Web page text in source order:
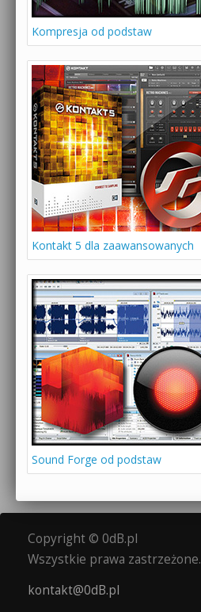
Kompresja od podstaw
Kontakt 5 dla zaawansowanych
Sound Forge od podstaw
Copyright © 0dB.pl
Wszystkie prawa zastrzeżone.
kontakt@0dB.pl